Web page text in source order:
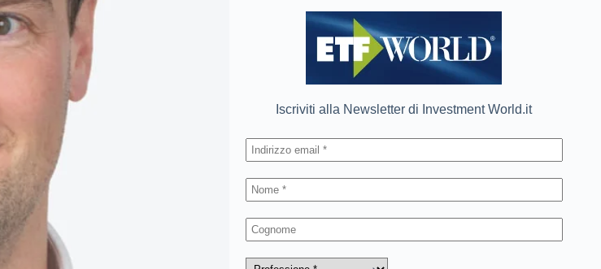
Iscriviti alla Newsletter di Investment World.it